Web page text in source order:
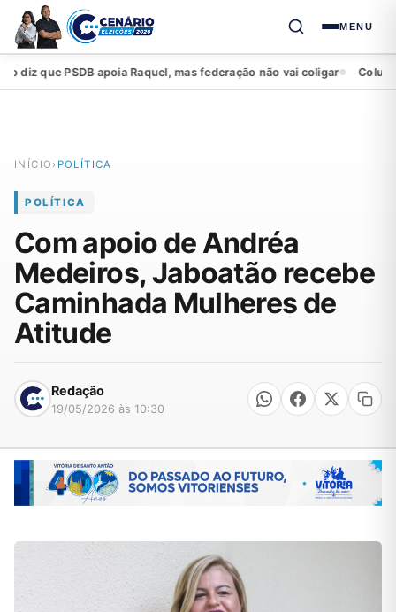
MENU
que PSDB apoia Raquel, mas federação não vai coligar● Coluna da
INÍCIO › POLÍTICA
POLÍTICA
Com apoio de Andréa
Medeiros, Jaboatão recebe
Caminhada Mulheres de
Atitude
Redação
19/05/2026 às 10:30